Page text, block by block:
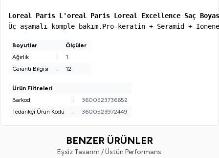
Üç aşamalı komple bakım.Pro-keratin + Seramid +
Boyutlar
Ölçüler
Ağırlık
:
1
Garanti Bilgisi
: 12
Ürün Filtreleri
Barkod
:
3600523736652
Tedarikçi Ürün Kodu
: 3600523972449
BENZER ÜRÜNLER
Eşsiz Tasarım / Üstün Performans